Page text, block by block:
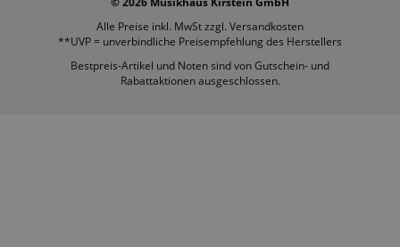
Alle Preise inkl. MwSt zzgl. Versandkosten
**UVP = unverbindliche Preisempfehlung des Herstellers
Bestpreis-Artikel und Noten sind von Gutschein- und
Rabattaktionen ausgeschlossen.